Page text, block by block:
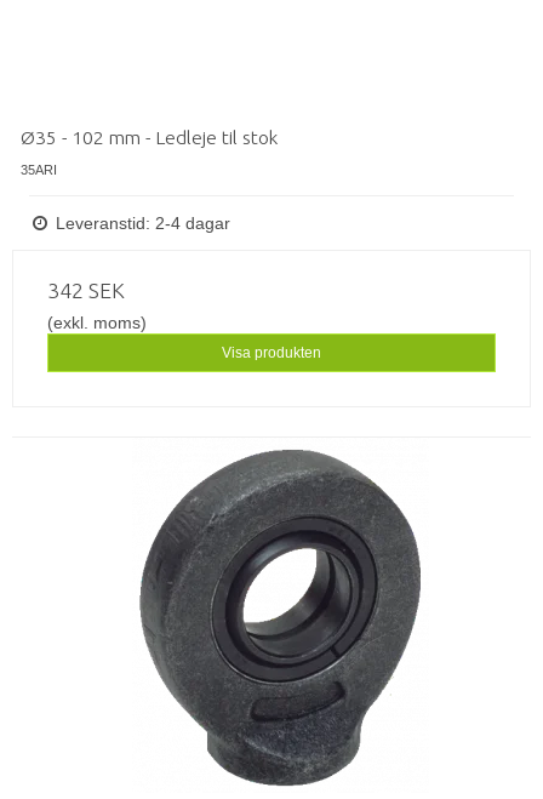
Ø35 - 102 mm - Ledleje til stok
35ARI
Leveranstid: 2-4 dagar
342 SEK
(exkl. moms)
Visa produkten